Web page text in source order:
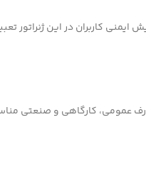
کاربران در این ژنراتور